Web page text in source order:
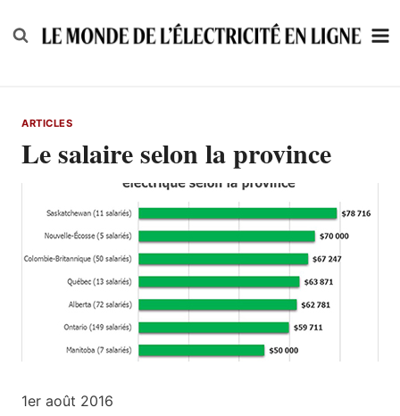
to
ARTICLES
Le salaire selon la province
1er août 2016